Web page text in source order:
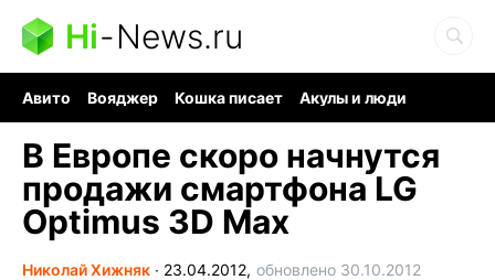
Hi-News.ru
Авито Вояджер Кошка писает
Акулы и люди
В Европе скоро начнутся
продажи смартфона LG
Optimus 3D Max
Николай Хижняк ∙ 23.04.2012, обновлено 30.10.2012